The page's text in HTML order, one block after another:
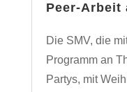
Peer-Arbeit
Die SMV, die
Programm an
Partys, mit